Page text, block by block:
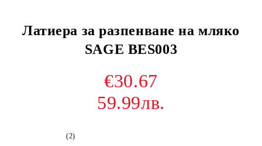
Латиера за разпенване на мляко
SAGE BES003
€30.67
59.99лв.
(2)